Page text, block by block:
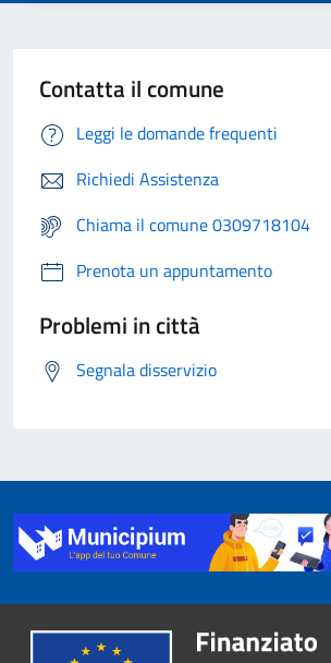
Contatta il comune
Leggi le domande frequenti
Richiedi Assistenza
Chiama il comune 0309718104
Prenota un appuntamento
Problemi in città
Segnala disservizio